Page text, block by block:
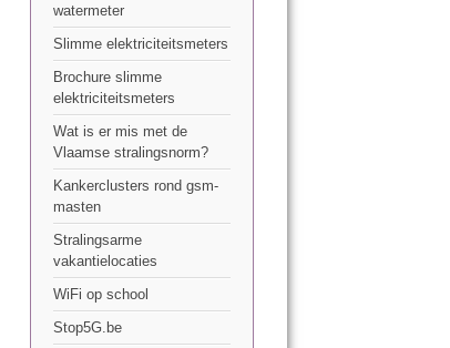
watermeter
Slimme elektriciteitsmeters
Brochure slimme
elektriciteitsmeters
Wat is er mis met de
Vlaamse stralingsnorm?
Kankerclusters rond gsm-
masten
Stralingsarme
vakantielocaties
WiFi op school
Stop5G.be